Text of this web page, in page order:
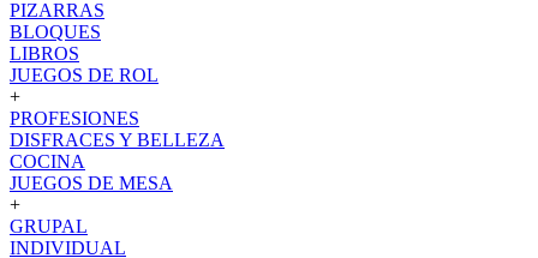
PIZARRAS
BLOQUES
LIBROS
JUEGOS DE ROL
+
PROFESIONES
DISFRACES Y BELLEZA
COCINA
JUEGOS DE MESA
+
GRUPAL
INDIVIDUAL